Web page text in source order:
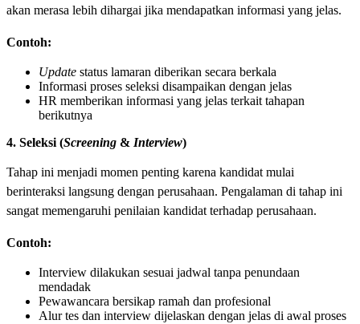
akan merasa lebih dihargai jika mendapatkan informasi yang jelas.
Contoh:
Update status lamaran diberikan secara berkala
Informasi proses seleksi disampaikan dengan jelas
HR memberikan informasi yang jelas terkait tahapan
berikutnya
4. Seleksi (Screening & Interview)
Tahap ini menjadi momen penting karena kandidat mulai
berinteraksi langsung dengan perusahaan. Pengalaman di tahap ini
sangat memengaruhi penilaian kandidat terhadap perusahaan.
Contoh:
Interview dilakukan sesuai jadwal tanpa penundaan
mendadak
Pewawancara bersikap ramah dan profesional
Alur tes dan interview dijelaskan dengan jelas di awal proses